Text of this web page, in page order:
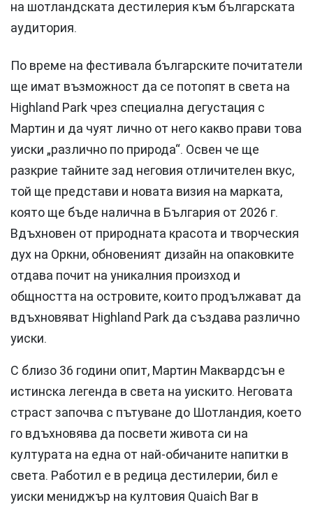
на шотландската дестилерия към българската
аудитория.
По време на фестивала българските почитатели
ще имат възможност да се потопят в света на
Highland Park чрез специална дегустация с
Мартин и да чуят лично от него какво прави това
уиски „различно по природа“. Освен че ще
разкрие тайните зад неговия отличителен вкус,
той ще представи и новата визия на марката,
която ще бъде налична в България от 2026 г.
Вдъхновен от природната красота и творческия
дух на Оркни, обновеният дизайн на опаковките
отдава почит на уникалния произход и
общността на островите, които продължават да
вдъхновяват Highland Park да създава различно
уиски.
С близо 36 години опит, Мартин Маквардсън е
истинска легенда в света на уискито. Неговата
страст започва с пътуване до Шотландия, което
го вдъхновява да посвети живота си на
културата на една от най-обичаните напитки в
света. Работил е в редица дестилерии, бил е
уиски мениджър на култовия Quaich Bar в